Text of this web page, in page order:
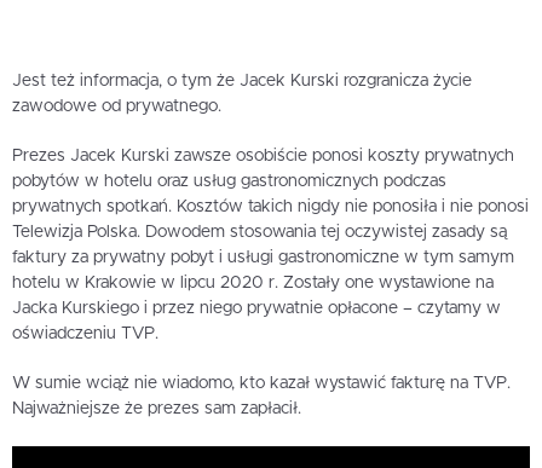
Jest też informacja, o tym że Jacek Kurski rozgranicza życie
zawodowe od prywatnego.
Prezes Jacek Kurski zawsze osobiście ponosi koszty prywatnych
pobytów w hotelu oraz usług gastronomicznych podczas
prywatnych spotkań. Kosztów takich nigdy nie ponosiła i nie ponosi
Telewizja Polska. Dowodem stosowania tej oczywistej zasady są
faktury za prywatny pobyt i usługi gastronomiczne w tym samym
hotelu w Krakowie w lipcu 2020 r. Zostały one wystawione na
Jacka Kurskiego i przez niego prywatnie opłacone – czytamy w
oświadczeniu TVP.
W sumie wciąż nie wiadomo, kto kazał wystawić fakturę na TVP.
Najważniejsze że prezes sam zapłacił.